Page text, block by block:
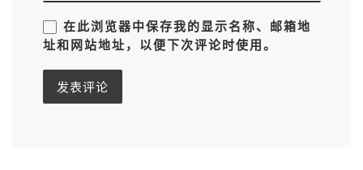
在此浏览器中保存我的显示名称、邮箱地
址和网站地址，以便下次评论时使用。